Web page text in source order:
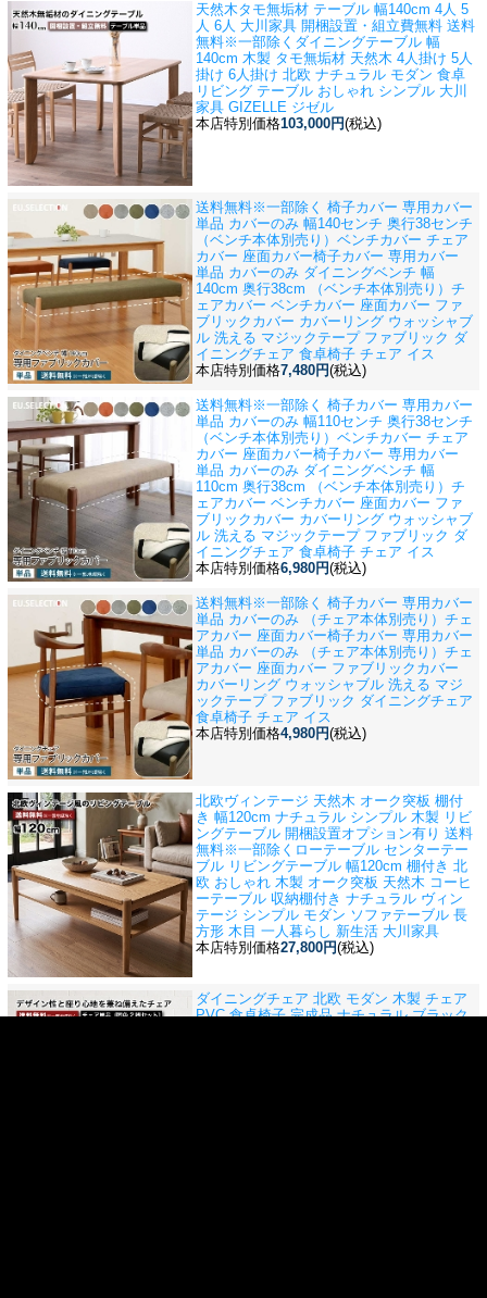
天然木タモ無垢材 テーブル 幅140cm 4人 5
人 6人 大川家具 開梱設置・組立費無料 送料
無料※一部除く ダイニングテーブル 幅
140cm 木製 タモ無垢材 天然木 4人掛け 5人
掛け 6人掛け 北欧 ナチュラル モダン 食卓
リビング テーブル おしゃれ シンプル 大川
家具 GIZELLE ジゼル
本店特別価格103,000円(税込)
送料無料※一部除く 椅子カバー 専用カバー
単品 カバーのみ 幅140センチ 奥行38センチ
（ベンチ本体別売り）ベンチカバー チェア
カバー 座面カバー椅子カバー 専用カバー
単品 カバーのみ ダイニングベンチ 幅
140cm 奥行38cm （ベンチ本体別売り）チ
ェアカバー ベンチカバー 座面カバー ファ
ブリックカバー カバーリング ウォッシャブ
ル 洗える マジックテープ ファブリック ダ
イニングチェア 食卓椅子 チェア イス
本店特別価格7,480円(税込)
送料無料※一部除く 椅子カバー 専用カバー
単品 カバーのみ 幅110センチ 奥行38センチ
（ベンチ本体別売り）ベンチカバー チェア
カバー 座面カバー椅子カバー 専用カバー
単品 カバーのみ ダイニングベンチ 幅
110cm 奥行38cm （ベンチ本体別売り）チ
ェアカバー ベンチカバー 座面カバー ファ
ブリックカバー カバーリング ウォッシャブ
ル 洗える マジックテープ ファブリック ダ
イニングチェア 食卓椅子 チェア イス
本店特別価格6,980円(税込)
送料無料※一部除く 椅子カバー 専用カバー
単品 カバーのみ （チェア本体別売り）チェ
アカバー 座面カバー椅子カバー 専用カバー
単品 カバーのみ （チェア本体別売り）チェ
アカバー 座面カバー ファブリックカバー
カバーリング ウォッシャブル 洗える マジ
ックテープ ファブリック ダイニングチェア
食卓椅子 チェア イス
本店特別価格4,980円(税込)
北欧ヴィンテージ 天然木 オーク突板 棚付
き 幅120cm ナチュラル シンプル 木製 リビ
ングテーブル 開梱設置オプション有り 送料
無料※一部除く ローテーブル センターテー
ブル リビングテーブル 幅120cm 棚付き 北
欧 おしゃれ 木製 オーク突板 天然木 コーヒ
ーテーブル 収納棚付き ナチュラル ヴィン
テージ シンプル モダン ソファテーブル 長
方形 木目 一人暮らし 新生活 大川家具
本店特別価格27,800円(税込)
ダイニングチェア 北欧 モダン 木製 チェア
PVC 食卓椅子 完成品 ナチュラル ブラック